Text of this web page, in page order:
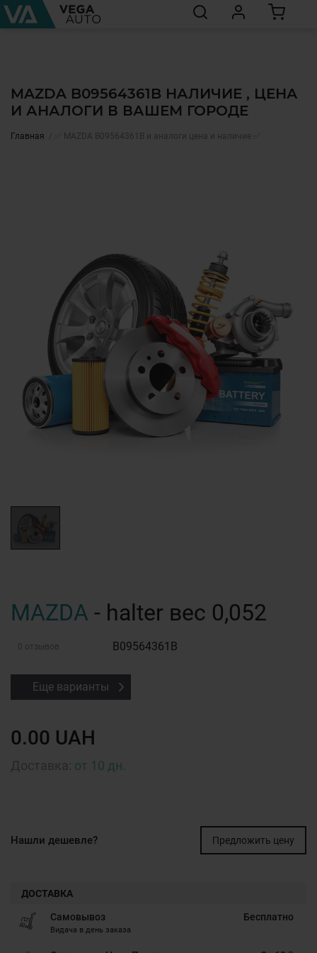
MAZDA B09564361B НАЛИЧИЕ , ЦЕНА
И АНАЛОГИ В ВАШЕМ ГОРОДЕ
Главная ✅ MAZDA B09564361B и аналоги цена и наличие ✅
MAZDA - halter вес 0,052
0 отзывов B09564361B
Еще варианты
0.00 UAH
от 10 дн.
Нашли дешевле? Предложить цену
ДОСТАВКА
Самовывоз
Видача в день заказа
Бесплатно